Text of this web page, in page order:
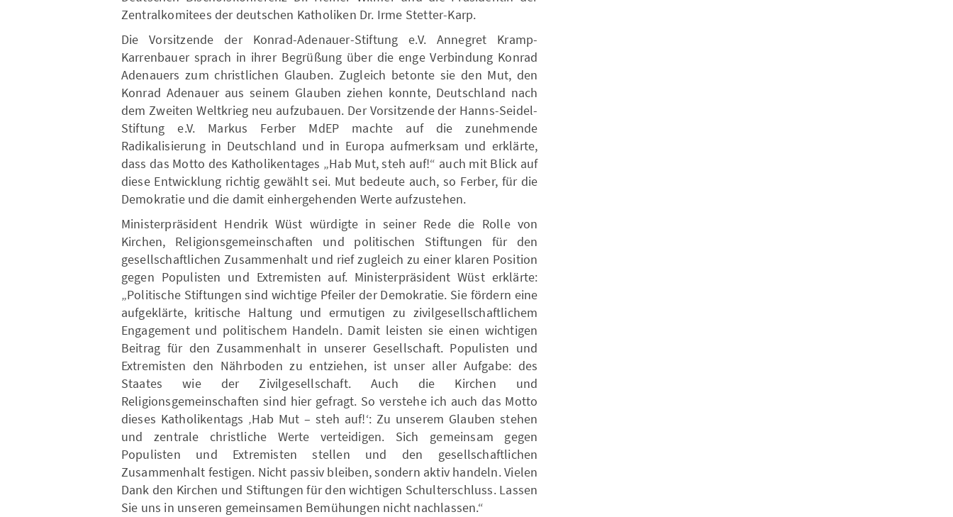
Zentralkomitees der deutschen Katholiken Dr. Irme Stetter-Karp.
Die Vorsitzende der Konrad-Adenauer-Stiftung e.V. Annegret Kramp-
Karrenbauer sprach in ihrer Begrüßung über die enge Verbindung Konrad
Adenauers zum christlichen Glauben. Zugleich betonte sie den Mut, den
Konrad Adenauer aus seinem Glauben ziehen konnte, Deutschland nach
dem Zweiten Weltkrieg neu aufzubauen. Der Vorsitzende der Hanns-Seidel-
Stiftung e.V. Markus Ferber MdEP machte auf die zunehmende
Radikalisierung in Deutschland und in Europa aufmerksam und erklärte,
dass das Motto des Katholikentages „Hab Mut, steh auf!“ auch mit Blick auf
diese Entwicklung richtig gewählt sei. Mut bedeute auch, so Ferber, für die
Demokratie und die damit einhergehenden Werte aufzustehen.
Ministerpräsident Hendrik Wüst würdigte in seiner Rede die Rolle von
Kirchen, Religionsgemeinschaften und politischen Stiftungen für den
gesellschaftlichen Zusammenhalt und rief zugleich zu einer klaren Position
gegen Populisten und Extremisten auf. Ministerpräsident Wüst erklärte:
„Politische Stiftungen sind wichtige Pfeiler der Demokratie. Sie fördern eine
aufgeklärte, kritische Haltung und ermutigen zu zivilgesellschaftlichem
Engagement und politischem Handeln. Damit leisten sie einen wichtigen
Beitrag für den Zusammenhalt in unserer Gesellschaft. Populisten und
Extremisten den Nährboden zu entziehen, ist unser aller Aufgabe: des
Staates wie der Zivilgesellschaft. Auch die Kirchen und
Religionsgemeinschaften sind hier gefragt. So verstehe ich auch das Motto
dieses Katholikentags ‚Hab Mut – steh auf!ʻ: Zu unserem Glauben stehen
und zentrale christliche Werte verteidigen. Sich gemeinsam gegen
Populisten und Extremisten stellen und den gesellschaftlichen
Zusammenhalt festigen. Nicht passiv bleiben, sondern aktiv handeln. Vielen
Dank den Kirchen und Stiftungen für den wichtigen Schulterschluss. Lassen
Sie uns in unseren gemeinsamen Bemühungen nicht nachlassen.“